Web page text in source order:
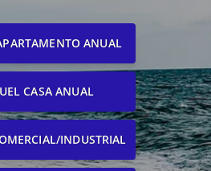
ANUAL
CASA ANUAL
INDUSTRIAL